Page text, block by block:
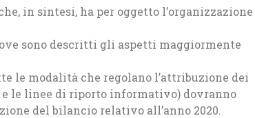
in sintesi, ha per oggetto l’organizzazione
sono descritti gli aspetti maggiormente
le modalità che regolano l’attribuzione dei
le linee di riporto informativo) dovranno
del bilancio relativo all’anno 2020.